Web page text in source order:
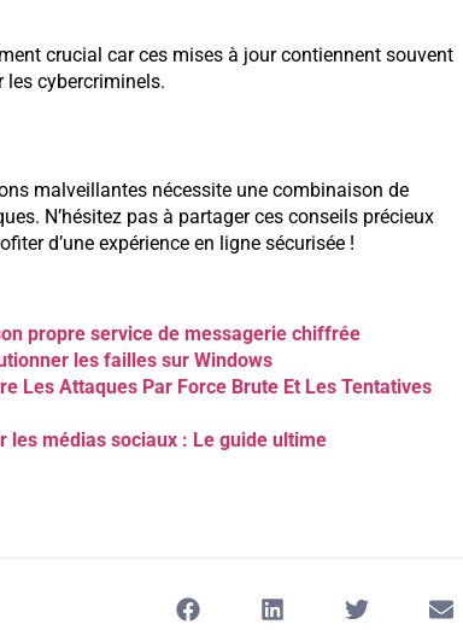
crucial car ces mises à jour contiennent souvent
les cybercriminels.
malveillantes nécessite une combinaison de
N’hésitez pas à partager ces conseils précieux
d’une expérience en ligne sécurisée !
propre service de messagerie chiffrée
les failles sur Windows
Les Attaques Par Force Brute Et Les Tentatives
les médias sociaux : Le guide ultime